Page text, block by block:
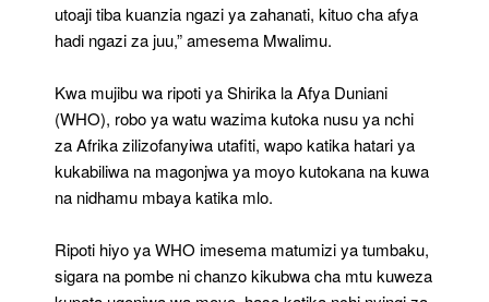
utoaji tiba kuanzia ngazi ya zahanati, kituo cha afya
hadi ngazi za juu,” amesema Mwalimu.
Kwa mujibu wa ripoti ya Shirika la Afya Duniani
(WHO), robo ya watu wazima kutoka nusu ya nchi
za Afrika zilizofanyiwa utafiti, wapo katika hatari ya
kukabiliwa na magonjwa ya moyo kutokana na kuwa
na nidhamu mbaya katika mlo.
Ripoti hiyo ya WHO imesema matumizi ya tumbaku,
sigara na pombe ni chanzo kikubwa cha mtu kuweza